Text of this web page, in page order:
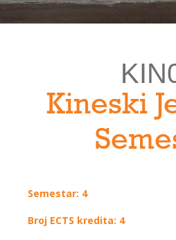
Kineski
Semestar: 4
Broj ECTS kredita: 4